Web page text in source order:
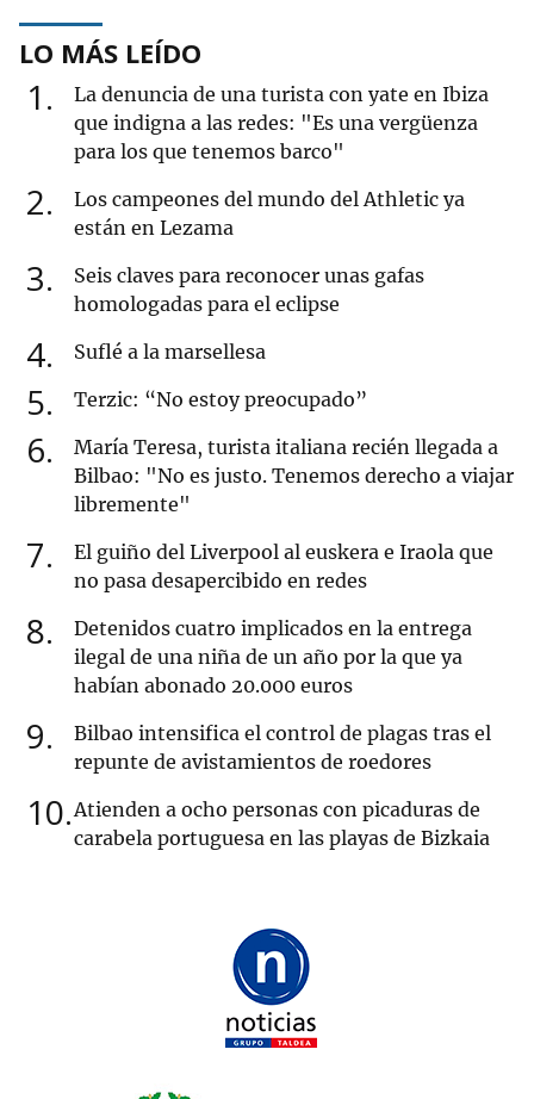
LO MÁS LEÍDO
1
La denuncia de una turista con yate en Ibiza
que indigna a las redes: "Es una vergüenza
para los que tenemos barco"
2
Los campeones del mundo del Athletic ya
están en Lezama
3
Seis claves para reconocer unas gafas
homologadas para el eclipse
4 Suflé a la marsellesa
5 Terzic: “No estoy preocupado”
6
María Teresa, turista italiana recién llegada a
Bilbao: "No es justo. Tenemos derecho a viajar
libremente"
7
El guiño del Liverpool al euskera e Iraola que
no pasa desapercibido en redes
8
Detenidos cuatro implicados en la entrega
ilegal de una niña de un año por la que ya
habían abonado 20.000 euros
9
Bilbao intensifica el control de plagas tras el
repunte de avistamientos de roedores
10 Atienden a ocho personas con picaduras de
carabela portuguesa en las playas de Bizkaia